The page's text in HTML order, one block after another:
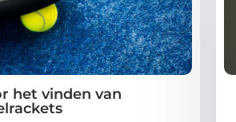
het vinden van